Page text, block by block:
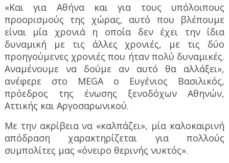
«Και για Αθήνα και για τους υπόλοιπους
προορισμούς της χώρας, αυτό που βλέπουμε
είναι μία χρονιά η οποία δεν έχει την ίδια
δυναμική με τις άλλες χρονιές, με τις δύο
προηγούμενες χρονιές που ήταν πολύ δυναμικές.
Αναμένουμε να δούμε αν αυτό θα αλλάξει»,
ανέφερε στο MEGA ο Ευγένιος Βασιλικός,
πρόεδρος της ένωσης ξενοδόχων Αθηνών,
Αττικής και Αργοσαρωνικού.
Με την ακρίβεια να «καλπάζει», μία καλοκαιρινή
απόδραση χαρακτηρίζεται για πολλούς
συμπολίτες μας «όνειρο θερινής νυκτός».